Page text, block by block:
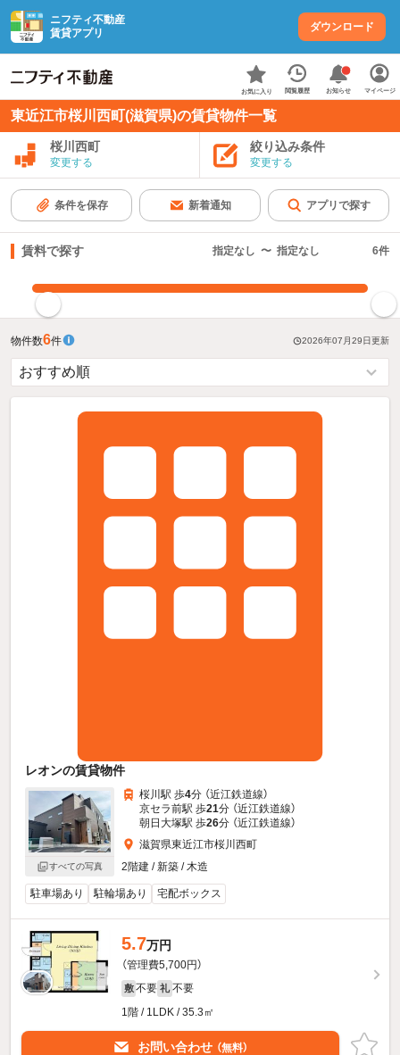
ニフティ不動産
賃貸アプリ
ダウンロード
お気に入り 閲覧履歴 お知らせ マイページ
東近江市桜川西町(滋賀県)の賃貸物件一覧
桜川西町
変更する
絞り込み条件
変更する
条件を保存 新着通知 アプリで探す
賃料で探す 指定なし 〜 指定なし 6件
物件数6件 2026年07月29日更新
レオンの賃貸物件
すべての写真
桜川駅 歩4分 （近江鉄道線）
京セラ前駅 歩21分 （近江鉄道線）
朝日大塚駅 歩26分 （近江鉄道線）
滋賀県東近江市桜川西町
2階建 / 新築 / 木造
駐車場あり 駐輪場あり 宅配ボックス
5.7万円
（管理費5,700円）
敷 不要 礼 不要
1階 / 1LDK / 35.3㎡
お問い合わせ （無料）